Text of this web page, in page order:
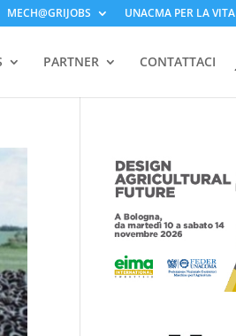
MECH@GRIJOBS UNACMA PER LA VITA
PARTNER CONTATTACI